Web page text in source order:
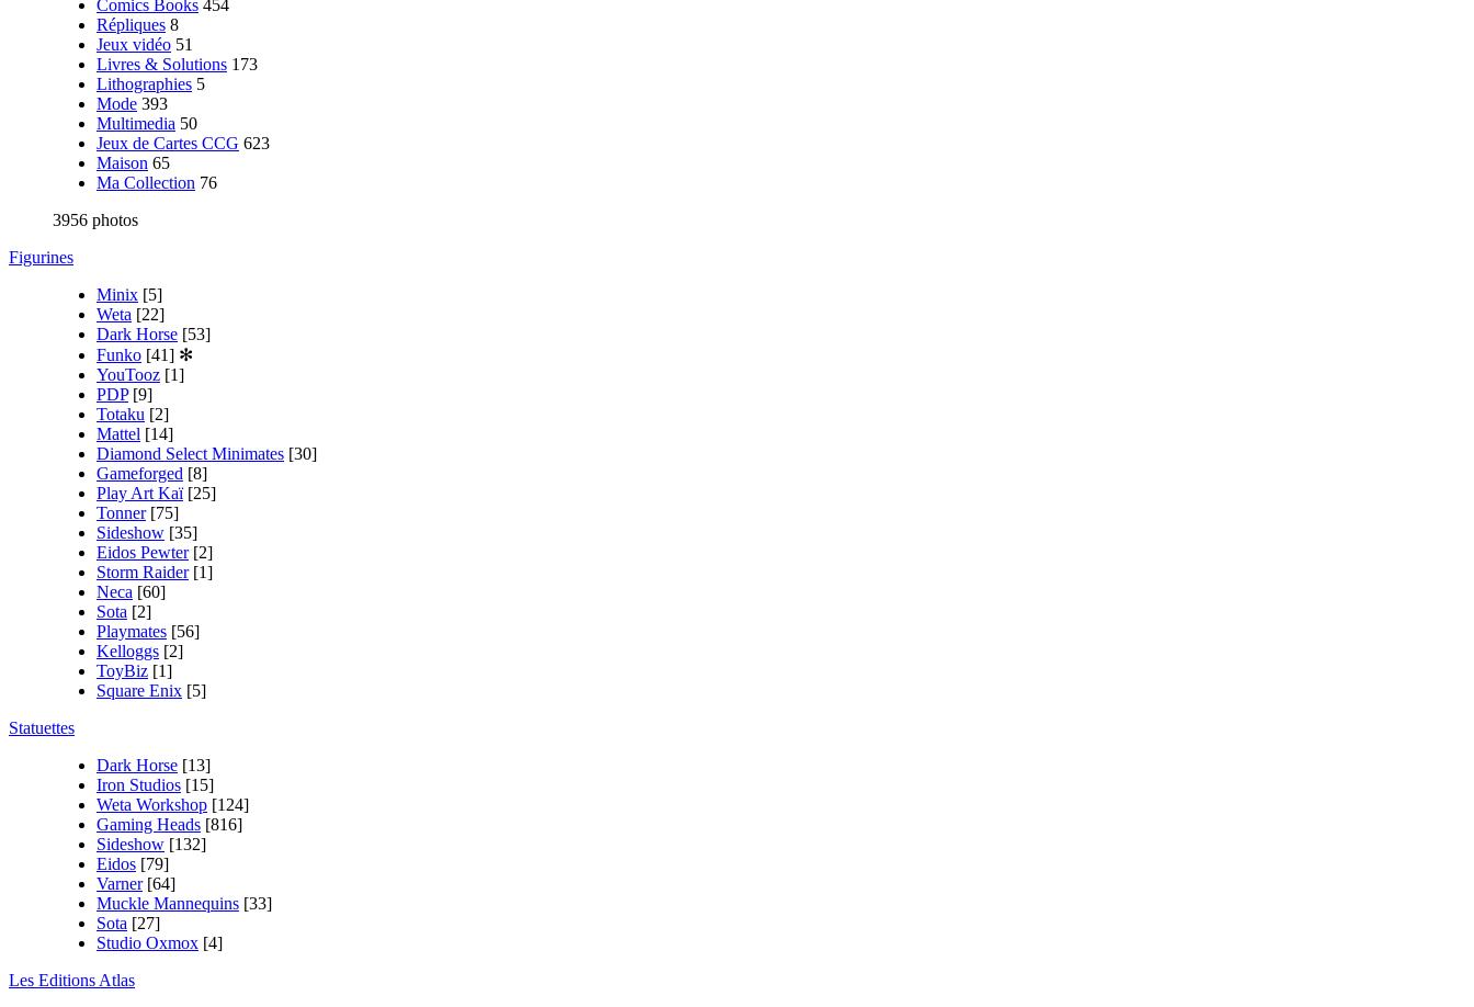
Comics Books 454
Répliques 8
Jeux vidéo 51
Livres & Solutions 173
Lithographies 5
Mode 393
Multimedia 50
Jeux de Cartes CCG 623
Maison 65
Ma Collection 76
3956 photos
Figurines
Minix [5]
Weta [22]
Dark Horse [53]
Funko [41] ✻
YouTooz [1]
PDP [9]
Totaku [2]
Mattel [14]
Diamond Select Minimates [30]
Gameforged [8]
Play Art Kaï [25]
Tonner [75]
Sideshow [35]
Eidos Pewter [2]
Storm Raider [1]
Neca [60]
Sota [2]
Playmates [56]
Kelloggs [2]
ToyBiz [1]
Square Enix [5]
Statuettes
Dark Horse [13]
Iron Studios [15]
Weta Workshop [124]
Gaming Heads [816]
Sideshow [132]
Eidos [79]
Varner [64]
Muckle Mannequins [33]
Sota [27]
Studio Oxmox [4]
Les Editions Atlas